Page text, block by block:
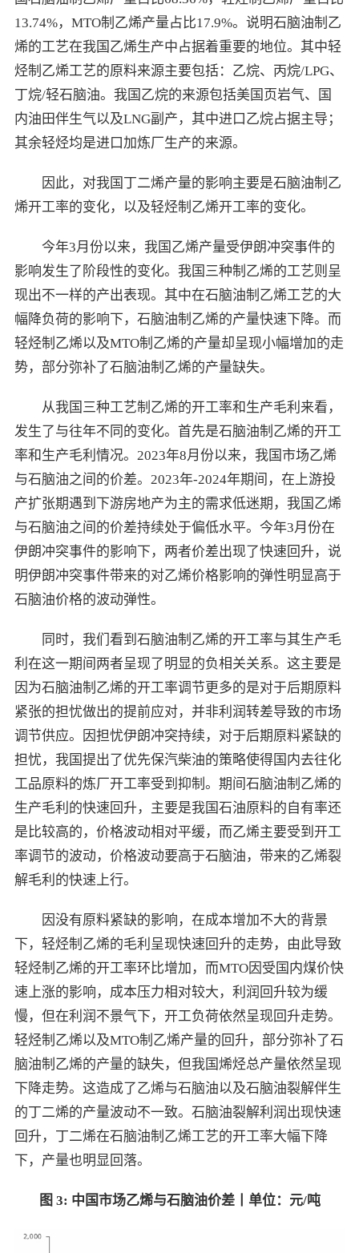
13.74%，MTO制乙烯产量占比17.9%。说明石脑油制乙
烯的工艺在我国乙烯生产中占据着重要的地位。其中轻
烃制乙烯工艺的原料来源主要包括：乙烷、丙烷/LPG、
丁烷/轻石脑油。我国乙烷的来源包括美国页岩气、国
内油田伴生气以及LNG副产，其中进口乙烷占据主导；
其余轻烃均是进口加炼厂生产的来源。
因此，对我国丁二烯产量的影响主要是石脑油制乙
烯开工率的变化，以及轻烃制乙烯开工率的变化。
今年3月份以来，我国乙烯产量受伊朗冲突事件的
影响发生了阶段性的变化。我国三种制乙烯的工艺则呈
现出不一样的产出表现。其中在石脑油制乙烯工艺的大
幅降负荷的影响下，石脑油制乙烯的产量快速下降。而
轻烃制乙烯以及MTO制乙烯的产量却呈现小幅增加的走
势，部分弥补了石脑油制乙烯的产量缺失。
从我国三种工艺制乙烯的开工率和生产毛利来看，
发生了与往年不同的变化。首先是石脑油制乙烯的开工
率和生产毛利情况。2023年8月份以来，我国市场乙烯
与石脑油之间的价差。2023年-2024年期间，在上游投
产扩张期遇到下游房地产为主的需求低迷期，我国乙烯
与石脑油之间的价差持续处于偏低水平。今年3月份在
伊朗冲突事件的影响下，两者价差出现了快速回升，说
明伊朗冲突事件带来的对乙烯价格影响的弹性明显高于
石脑油价格的波动弹性。
同时，我们看到石脑油制乙烯的开工率与其生产毛
利在这一期间两者呈现了明显的负相关关系。这主要是
因为石脑油制乙烯的开工率调节更多的是对于后期原料
紧张的担忧做出的提前应对，并非利润转差导致的市场
调节供应。因担忧伊朗冲突持续，对于后期原料紧缺的
担忧，我国提出了优先保汽柴油的策略使得国内去往化
工品原料的炼厂开工率受到抑制。期间石脑油制乙烯的
生产毛利的快速回升，主要是我国石油原料的自有率还
是比较高的，价格波动相对平缓，而乙烯主要受到开工
率调节的波动，价格波动要高于石脑油，带来的乙烯裂
解毛利的快速上行。
因没有原料紧缺的影响，在成本增加不大的背景
下，轻烃制乙烯的毛利呈现快速回升的走势，由此导致
轻烃制乙烯的开工率环比增加，而MTO因受国内煤价快
速上涨的影响，成本压力相对较大，利润回升较为缓
慢，但在利润不景气下，开工负荷依然呈现回升走势。
轻烃制乙烯以及MTO制乙烯产量的回升，部分弥补了石
脑油制乙烯的产量的缺失，但我国烯烃总产量依然呈现
下降走势。这造成了乙烯与石脑油以及石脑油裂解伴生
的丁二烯的产量波动不一致。石脑油裂解利润出现快速
回升，丁二烯在石脑油制乙烯工艺的开工率大幅下降
下，产量也明显回落。
图 3: 中国市场乙烯与石脑油价差丨单位：元/吨